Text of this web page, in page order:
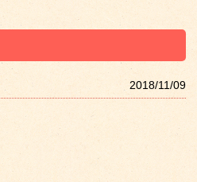
2018/11/09